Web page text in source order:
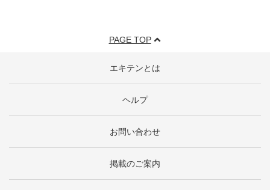
PAGE TOP
エキテンとは
ヘルプ
お問い合わせ
掲載のご案内